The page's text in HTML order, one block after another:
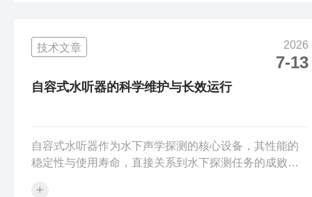
潜，周围的水压会随之线性增加。现代压力传感器能够
敏锐地捕捉到这种微小的压力变化，并将其转化为电信
号，再结合海水的密度与重力加速度，精确推算出设...
技术文章 2026
7-13
自容式水听器的科学维护与长效运行
自容式水听器作为水下声学探测的核心设备，其性能的
稳定性与使用寿命，直接关系到水下探测任务的成败。
+